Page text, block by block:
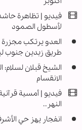
فيديو | تظاهرة
لأسطول الصمود
العدو يرتكب
طريق زبدين جنوب
الشیخ قبلان
الانقسام
فيديو | أمسية
النهر..
انفجار يهز حي